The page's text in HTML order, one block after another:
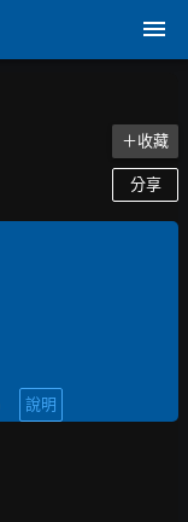
＋收藏
分享
說明